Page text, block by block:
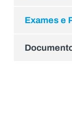
Exames e